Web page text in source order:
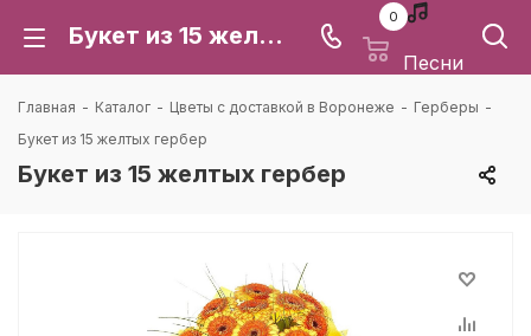
Букет из 15 желтых гербер: цена и доставка в Воронеже | Каталея
0
Песни
Главная - Каталог - Цветы с доставкой в Воронеже - Герберы -
Букет из 15 желтых гербер
Букет из 15 желтых гербер